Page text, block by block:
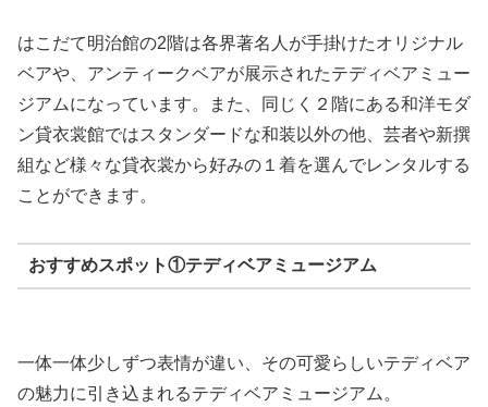
はこだて明治館の2階は各界著名人が手掛けたオリジナル
ベアや、アンティークベアが展示されたテディベアミュー
ジアムになっています。また、同じく２階にある和洋モダ
ン貸衣裳館ではスタンダードな和装以外の他、芸者や新撰
組など様々な貸衣裳から好みの１着を選んでレンタルする
ことができます。
おすすめスポット①テディベアミュージアム
一体一体少しずつ表情が違い、その可愛らしいテディベア
の魅力に引き込まれるテディベアミュージアム。